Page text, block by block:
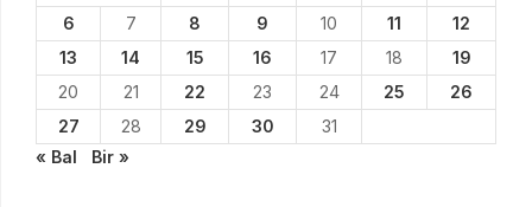
6
7 8 9 10 11
12
13
14 15 16 17 18
19
20
21 22 23 24 25
26
27
28 29 30
31
« Bal
Bir »